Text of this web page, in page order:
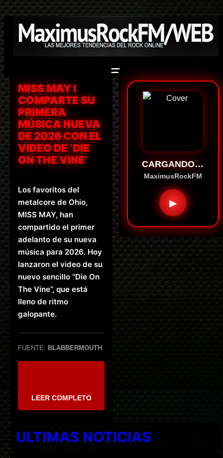
Saltar
al
contenido
MISS MAY I
COMPARTE SU
PRIMERA
MÚSICA NUEVA
DE 2026 CON EL
VIDEO DE ‘DIE
ON THE VINE’
Los favoritos del
metalcore de Ohio,
MISS MAY, han
compartido el primer
adelanto de su nueva
música para 2026. Hoy
lanzaron el video de su
nuevo sencillo “Die On
The Vine”, que está
lleno de ritmo
galopante.
FUENTE: BLABBERMOUTH
LEER COMPLETO
CARGANDO…
MaximusRockFM
▶
ULTIMAS NOTICIAS